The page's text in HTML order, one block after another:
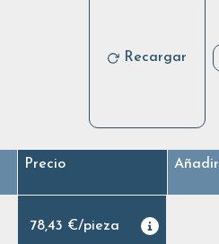
Recargar
Precio Añadir
78,43 €/pieza